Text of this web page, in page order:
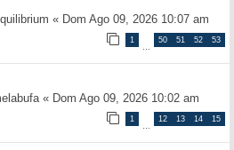
« Dom Ago 09, 2026 10:07 am
1
…
50 51 52 53
« Dom Ago 09, 2026 10:02 am
1
…
12 13 14 15